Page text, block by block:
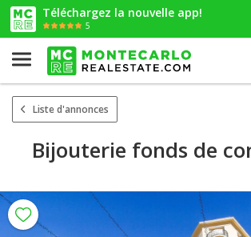
Téléchargez la nouvelle app!
5
Liste d'annonces
Bijouterie fonds de